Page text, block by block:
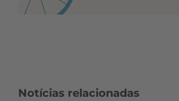
Notícias relacionadas